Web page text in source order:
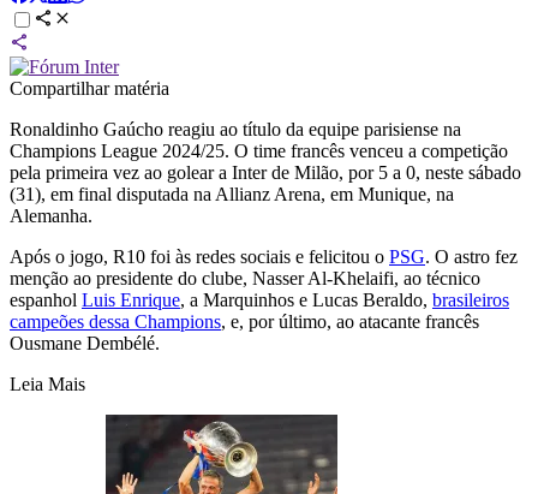
Compartilhar matéria
Ronaldinho Gaúcho reagiu ao título da equipe parisiense na
Champions League 2024/25. O time francês venceu a competição
pela primeira vez ao golear a Inter de Milão, por 5 a 0, neste sábado
(31), em final disputada na Allianz Arena, em Munique, na
Alemanha.
Após o jogo, R10 foi às redes sociais e felicitou o PSG. O astro fez
menção ao presidente do clube, Nasser Al-Khelaifi, ao técnico
espanhol Luis Enrique, a Marquinhos e Lucas Beraldo, brasileiros
campeões dessa Champions, e, por último, ao atacante francês
Ousmane Dembélé.
Leia Mais